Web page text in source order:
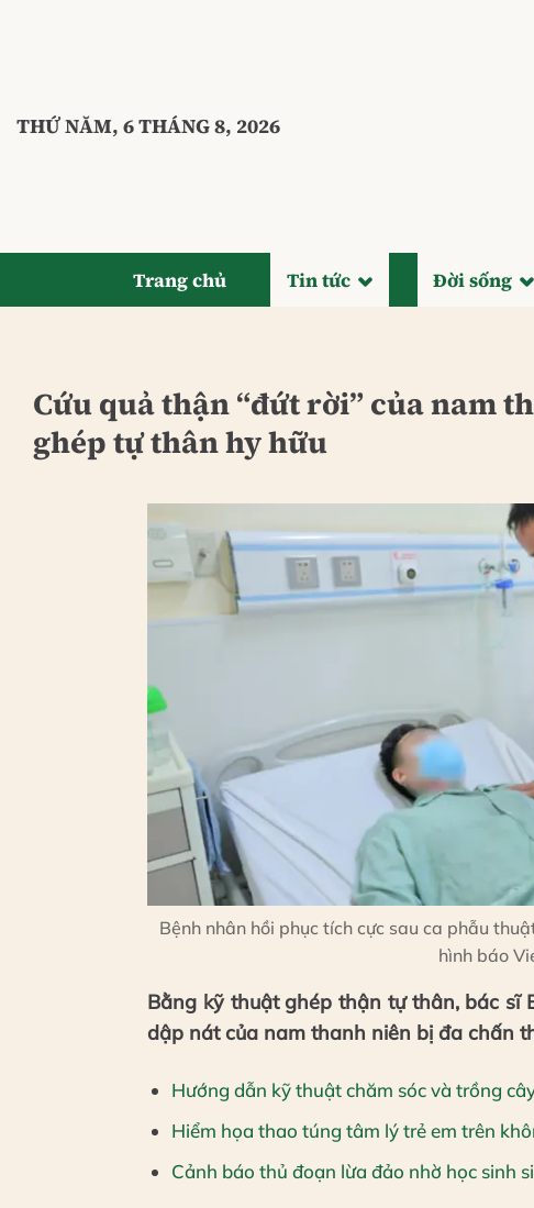
THỨ NĂM, 6 THÁNG 8, 2026
Trang chủ Tin tức Đời sống
Cứu quả thận “đứt rời” của nam
ghép tự thân hy hữu
Bệnh nhân hồi phục tích cực sau ca phẫu
hình báo
Bằng kỹ thuật ghép thận tự thân, bác sĩ
dập nát của nam thanh niên bị đa chấn
Hướng dẫn kỹ thuật chăm sóc và trồng
Hiểm họa thao túng tâm lý trẻ em trên
Cảnh báo thủ đoạn lừa đảo nhờ học sinh